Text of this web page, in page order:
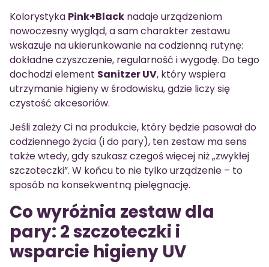
Kolorystyka Pink+Black nadaje urządzeniom
nowoczesny wygląd, a sam charakter zestawu
wskazuje na ukierunkowanie na codzienną rutynę:
dokładne czyszczenie, regularność i wygodę. Do tego
dochodzi element Sanitzer UV, który wspiera
utrzymanie higieny w środowisku, gdzie liczy się
czystość akcesoriów.
Jeśli zależy Ci na produkcie, który będzie pasował do
codziennego życia (i do pary), ten zestaw ma sens
także wtedy, gdy szukasz czegoś więcej niż „zwykłej
szczoteczki”. W końcu to nie tylko urządzenie – to
sposób na konsekwentną pielęgnację.
Co wyróżnia zestaw dla
pary: 2 szczoteczki i
wsparcie higieny UV